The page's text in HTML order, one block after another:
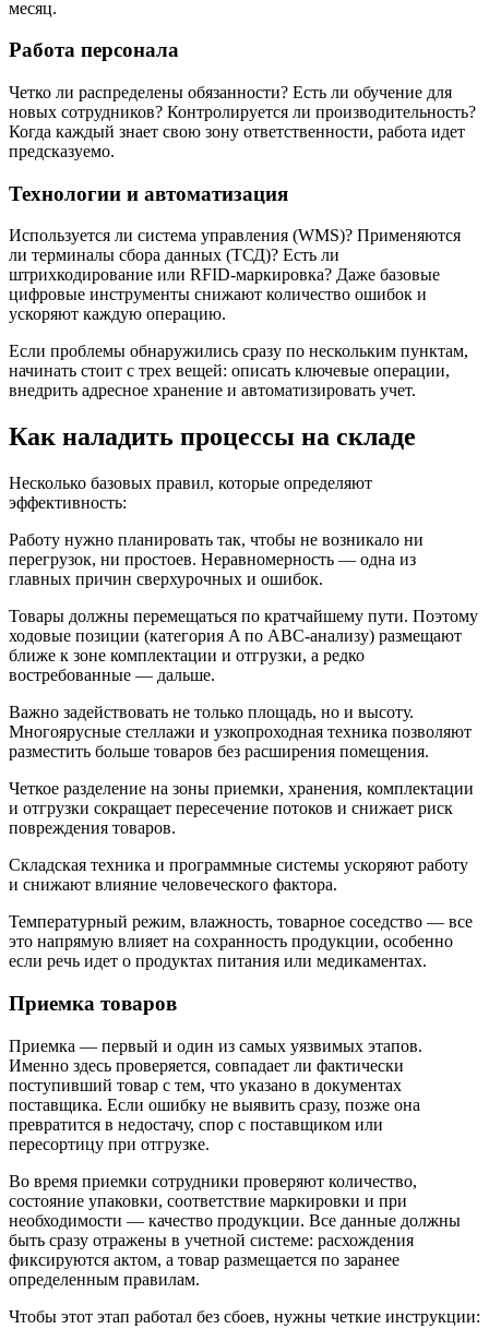
месяц.
Работа персонала
Четко ли распределены обязанности? Есть ли обучение для
новых сотрудников? Контролируется ли производительность?
Когда каждый знает свою зону ответственности, работа идет
предсказуемо.
Технологии и автоматизация
Используется ли система управления (WMS)? Применяются
ли терминалы сбора данных (ТСД)? Есть ли
штрихкодирование или RFID-маркировка? Даже базовые
цифровые инструменты снижают количество ошибок и
ускоряют каждую операцию.
Если проблемы обнаружились сразу по нескольким пунктам,
начинать стоит с трех вещей: описать ключевые операции,
внедрить адресное хранение и автоматизировать учет.
Как наладить процессы на складе
Несколько базовых правил, которые определяют
эффективность:
Работу нужно планировать так, чтобы не возникало ни
перегрузок, ни простоев. Неравномерность — одна из
главных причин сверхурочных и ошибок.
Товары должны перемещаться по кратчайшему пути. Поэтому
ходовые позиции (категория A по ABC-анализу) размещают
ближе к зоне комплектации и отгрузки, а редко
востребованные — дальше.
Важно задействовать не только площадь, но и высоту.
Многоярусные стеллажи и узкопроходная техника позволяют
разместить больше товаров без расширения помещения.
Четкое разделение на зоны приемки, хранения, комплектации
и отгрузки сокращает пересечение потоков и снижает риск
повреждения товаров.
Складская техника и программные системы ускоряют работу
и снижают влияние человеческого фактора.
Температурный режим, влажность, товарное соседство — все
это напрямую влияет на сохранность продукции, особенно
если речь идет о продуктах питания или медикаментах.
Приемка товаров
Приемка — первый и один из самых уязвимых этапов.
Именно здесь проверяется, совпадает ли фактически
поступивший товар с тем, что указано в документах
поставщика. Если ошибку не выявить сразу, позже она
превратится в недостачу, спор с поставщиком или
пересортицу при отгрузке.
Во время приемки сотрудники проверяют количество,
состояние упаковки, соответствие маркировки и при
необходимости — качество продукции. Все данные должны
быть сразу отражены в учетной системе: расхождения
фиксируются актом, а товар размещается по заранее
определенным правилам.
Чтобы этот этап работал без сбоев, нужны четкие инструкции: